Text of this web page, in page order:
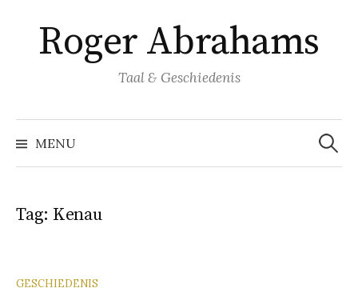
inhoud
springen
Roger Abrahams
Taal & Geschiedenis
MENU
Zoeken
naar:
Tag: Kenau
GESCHIEDENIS